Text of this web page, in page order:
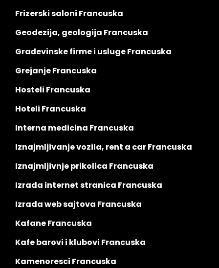
Frizerski saloni Francuska
Geodezija, geologija Francuska
Građevinske firme i usluge Francuska
Grejanje Francuska
Hosteli Francuska
Hoteli Francuska
Interna medicina Francuska
Iznajmljivanje vozila, rent a car Francuska
Iznajmljivnje prikolica Francuska
Izrada internet stranica Francuska
Izrada web sajtova Francuska
Kafane Francuska
Kafe barovi i klubovi Francuska
Kamenoresci Francuska